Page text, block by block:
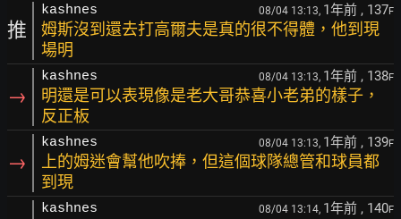
推
kashnes 08/04 13:13, 1年前 , 137F
姆斯沒到還去打高爾夫是真的很不得體，他到現
場明
→
kashnes 08/04 13:13, 1年前 , 138F
明還是可以表現像是老大哥恭喜小老弟的樣子，
反正板
→
kashnes 08/04 13:13, 1年前 , 139F
上的姆迷會幫他吹捧，但這個球隊總管和球員都
到現
kashnes 08/04 13:14, 1年前 , 140F